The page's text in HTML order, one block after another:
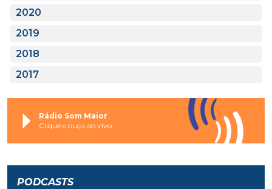
2020
2019
2018
2017
Rádio Som Maior
Clique e ouça ao vivo
PODCASTS